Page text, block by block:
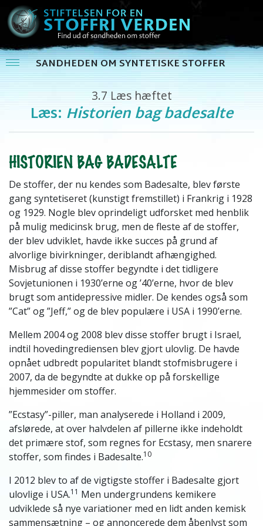
SANDHEDEN OM SYNTETISKE STOFFER
3.7 Læs hæftet
Læs: Historien bag badesalte
HISTORIEN BAG BADESALTE
De stoffer, der nu kendes som Badesalte, blev første
gang syntetiseret (kunstigt fremstillet) i Frankrig i 1928
og 1929. Nogle blev oprindeligt udforsket med henblik
på mulig medicinsk brug, men de fleste af de stoffer,
der blev udviklet, havde ikke succes på grund af
alvorlige bivirkninger, deriblandt afhængighed.
Misbrug af disse stoffer begyndte i det tidligere
Sovjetunionen i 1930’erne og ’40’erne, hvor de blev
brugt som antidepressive midler. De kendes også som
”Cat” og ”Jeff,” og de blev populære i USA i 1990’erne.
Mellem 2004 og 2008 blev disse stoffer brugt i Israel,
indtil hovedingrediensen blev gjort ulovlig. De havde
opnået udbredt popularitet blandt stofmisbrugere i
2007, da de begyndte at dukke op på forskellige
hjemmesider om stoffer.
”Ecstasy”-piller, man analyserede i Holland i 2009,
afslørede, at over halvdelen af pillerne ikke indeholdt
det primære stof, som regnes for Ecstasy, men snarere
stoffer, som findes i Badesalte.10
I 2012 blev to af de vigtigste stoffer i Badesalte gjort
ulovlige i USA.11 Men undergrundens kemikere
udviklede så nye variationer med en lidt anden kemisk
sammensætning – og annoncerede dem åbenlyst som